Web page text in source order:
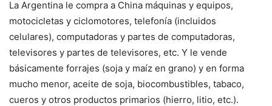
La Argentina le compra a China máquinas y equipos,
motocicletas y ciclomotores, telefonía (incluidos
celulares), computadoras y partes de computadoras,
televisores y partes de televisores, etc. Y le vende
básicamente forrajes (soja y maíz en grano) y en forma
mucho menor, aceite de soja, biocombustibles, tabaco,
cueros y otros productos primarios (hierro, litio, etc.).